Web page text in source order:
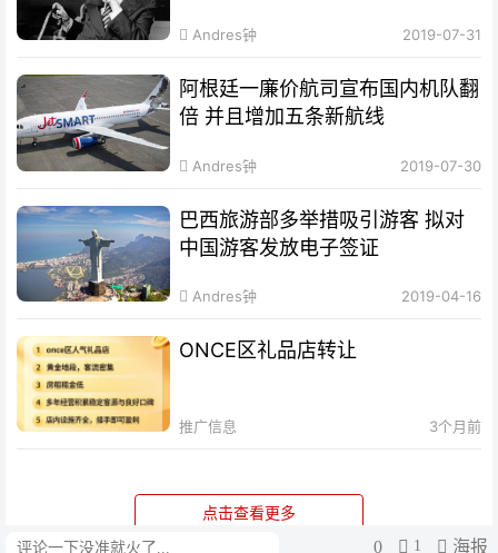
评论 0 1 海报
Andres钟 2019-07-31
阿根廷一廉价航司宣布国内机队翻
倍 并且增加五条新航线
Andres钟 2019-07-30
巴西旅游部多举措吸引游客 拟对
中国游客发放电子签证
Andres钟 2019-04-16
ONCE区礼品店转让
推广信息 3个月前
点击查看更多